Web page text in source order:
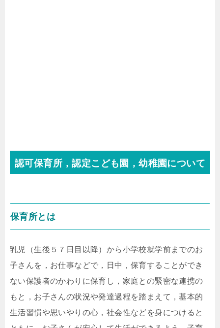
認可保育所，認定こども園，幼稚園について
保育所とは
乳児（生後５７日目以降）から小学校就学前までのお
子さんを，お仕事などで，日中，保育することができ
ない保護者のかわりに保育し，家庭との緊密な連携の
もと，お子さんの状況や発達過程を踏まえて，基本的
生活習慣や思いやりの心，社会性などを身につけると